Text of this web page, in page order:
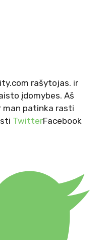
rašytojas. ir
įdomybes. Aš
man patinka rasti
TwitterFacebook